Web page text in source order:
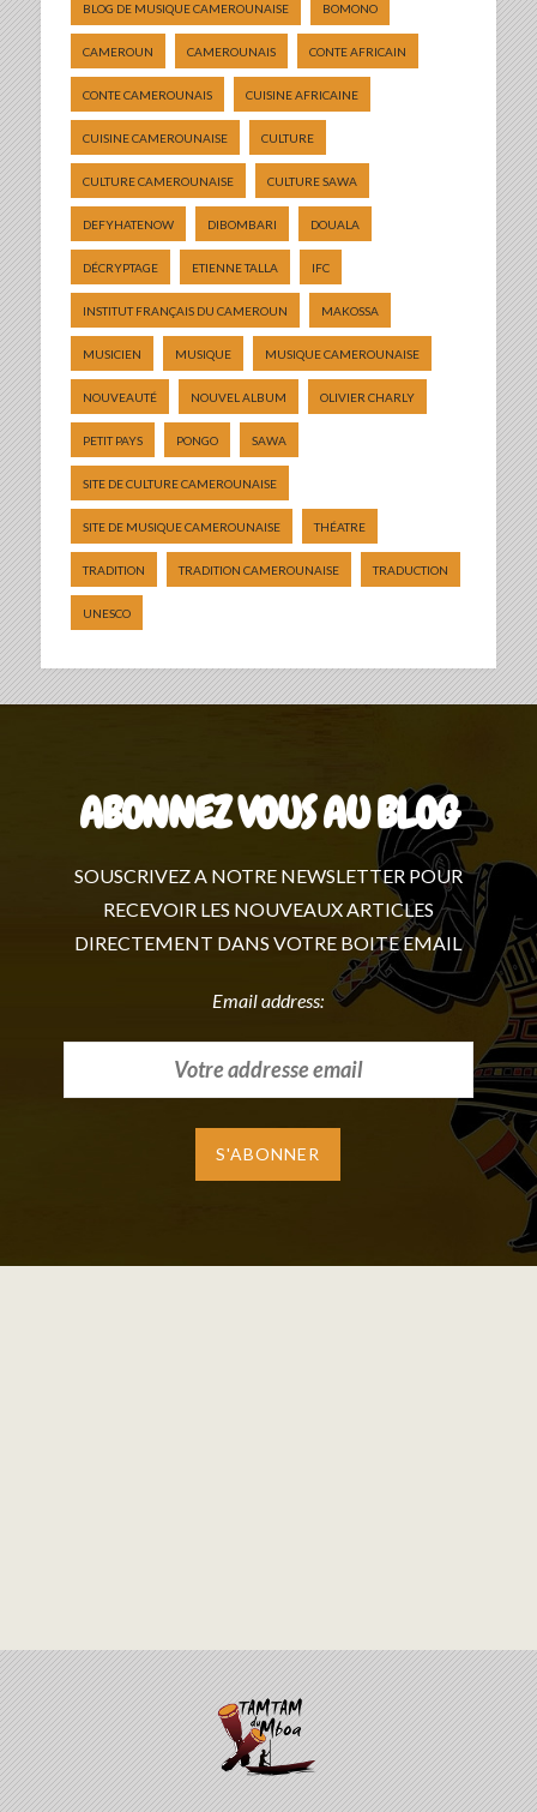
BLOG DE MUSIQUE CAMEROUNAISE BOMONO
CAMEROUN CAMEROUNAIS CONTE AFRICAIN
CONTE CAMEROUNAIS CUISINE AFRICAINE
CUISINE CAMEROUNAISE CULTURE
CULTURE CAMEROUNAISE CULTURE SAWA
DEFYHATENOW DIBOMBARI DOUALA
DÉCRYPTAGE ETIENNE TALLA IFC
INSTITUT FRANÇAIS DU CAMEROUN MAKOSSA
MUSICIEN MUSIQUE MUSIQUE CAMEROUNAISE
NOUVEAUTÉ NOUVEL ALBUM OLIVIER CHARLY
PETIT PAYS PONGO SAWA
SITE DE CULTURE CAMEROUNAISE
SITE DE MUSIQUE CAMEROUNAISE THÉATRE
TRADITION TRADITION CAMEROUNAISE TRADUCTION
UNESCO
ABONNEZ VOUS AU BLOG
SOUSCRIVEZ A NOTRE NEWSLETTER POUR
RECEVOIR LES NOUVEAUX ARTICLES
DIRECTEMENT DANS VOTRE BOITE EMAIL
Email address: